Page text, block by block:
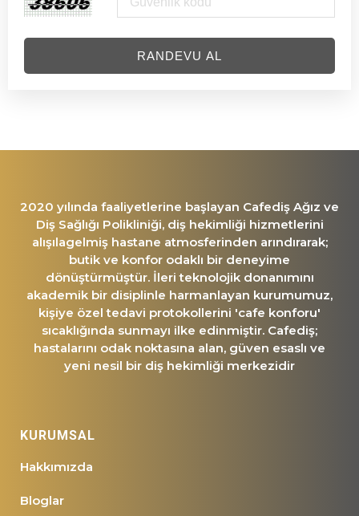
RANDEVU AL
2020 yılında faaliyetlerine başlayan Cafediş Ağız ve
Diş Sağlığı Polikliniği, diş hekimliği hizmetlerini
alışılagelmiş hastane atmosferinden arındırarak;
butik ve konfor odaklı bir deneyime
dönüştürmüştür. İleri teknolojik donanımını
akademik bir disiplinle harmanlayan kurumumuz,
kişiye özel tedavi protokollerini 'cafe konforu'
sıcaklığında sunmayı ilke edinmiştir. Cafediş;
hastalarını odak noktasına alan, güven esaslı ve
yeni nesil bir diş hekimliği merkezidir
KURUMSAL
Hakkımızda
Bloglar